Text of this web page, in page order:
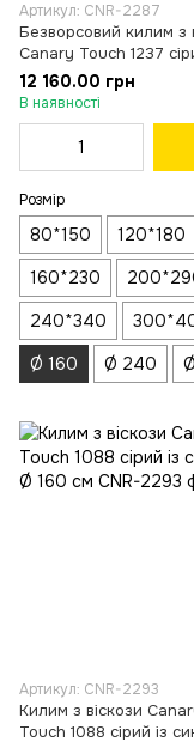
Артикул: CNR-2287
Безворсовий килим з
Canary Touch 1237
бежевим, Ø 160 см
12 160.00 грн
В наявності
Розмір
80*150
120*180
160*230
240*340
Ø 160
Ø 240
Артикул: CNR-2293
Килим з віскози
Touch 1088 сірий із